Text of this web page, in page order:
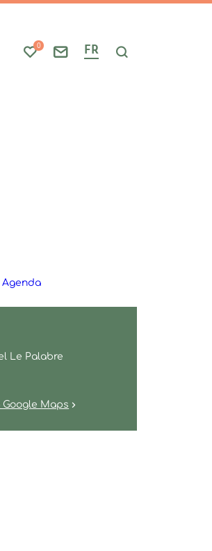
la barre de navigation du
Mes favoris
0
Nous contacter
FR Je recherche
Agenda
Le Palabre
Maps